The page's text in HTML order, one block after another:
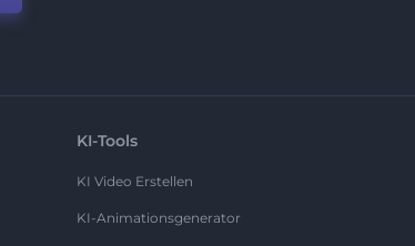
KI-Tools
KI Video Erstellen
KI-Animationsgenerator